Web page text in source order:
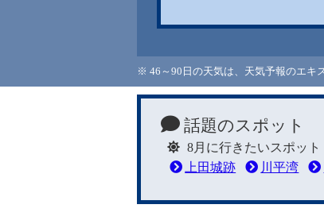
※ 46～90日の天気は、天気予報のエキ
話題のスポット
8月に行きたいスポット
上田城跡
川平湾